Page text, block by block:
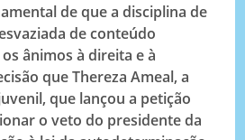
de que a disciplina de
de conteúdo
ânimos à direita e à
que Thereza Ameal, a
que lançou a petição
o veto do presidente da